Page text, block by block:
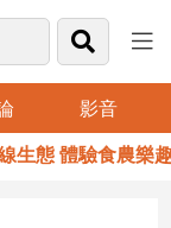
影音
態 體驗食農樂趣